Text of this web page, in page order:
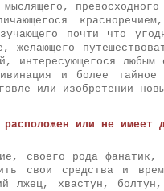
мыслящего,
почти что
желающего
интересующегося
и более
или изобретении
или не имеет
своего рода
свои средства и
лжец, хвастун,